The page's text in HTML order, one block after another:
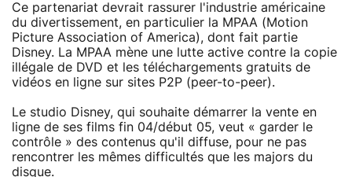
Ce partenariat devrait rassurer l'industrie américaine
du divertissement, en particulier la MPAA (Motion
Picture Association of America), dont fait partie
Disney. La MPAA mène une lutte active contre la copie
illégale de DVD et les téléchargements gratuits de
vidéos en ligne sur sites P2P (peer-to-peer).
Le studio Disney, qui souhaite démarrer la vente en
ligne de ses films fin 04/début 05, veut « garder le
contrôle » des contenus qu'il diffuse, pour ne pas
rencontrer les mêmes difficultés que les majors du
disque.